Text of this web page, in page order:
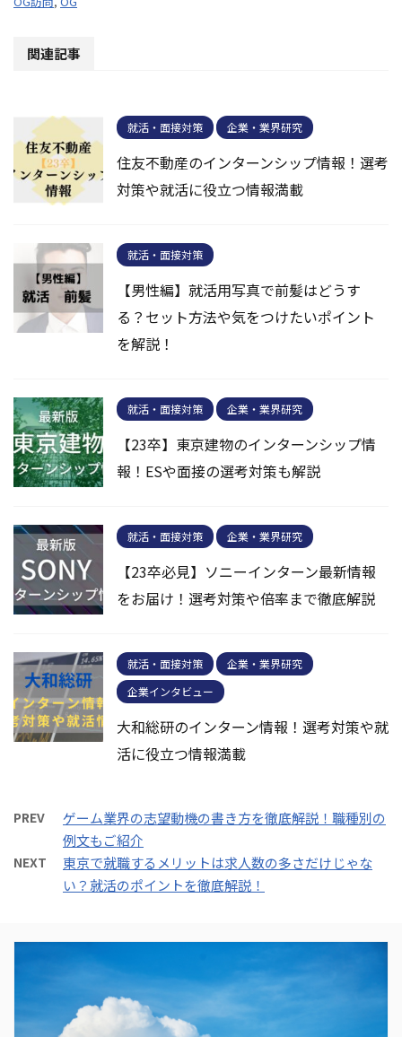
関連記事
就活・面接対策 企業・業界研究
住友不動産のインターンシップ情報！選考
対策や就活に役立つ情報満載
就活・面接対策
【男性編】就活用写真で前髪はどうす
る？セット方法や気をつけたいポイント
を解説！
就活・面接対策 企業・業界研究
【23卒】東京建物のインターンシップ情
報！ESや面接の選考対策も解説
就活・面接対策 企業・業界研究
【23卒必見】ソニーインターン最新情報
をお届け！選考対策や倍率まで徹底解説
就活・面接対策
企業・業界研究
企業インタビュー
大和総研のインターン情報！選考対策や就
活に役立つ情報満載
PREV
ゲーム業界の志望動機の書き方を徹底解説！職種別の
例文もご紹介
NEXT
東京で就職するメリットは求人数の多さだけじゃな
い？就活のポイントを徹底解説！